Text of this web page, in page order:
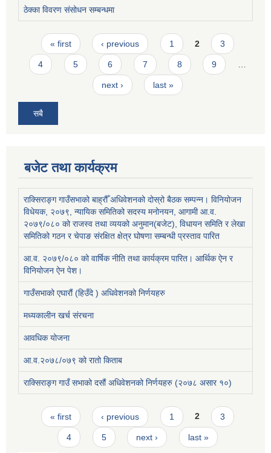
ठेक्का विवरण संसोधन सम्बन्धमा
Pages
« first ‹ previous 1 2 3
4 5 6 7 8 9
next › last »
सबै
बजेट तथा कार्यक्रम
राक्सिराङ्ग गाउँसभाको बाह्रौँ अधिवेशनको दोस्रो बैठक सम्पन्न। विनियोजन
विधेयक, २०७९, न्यायिक समितिको सदस्य मनोनयन, आगामी आ.व.
२०७९/०८० को राजस्व तथा व्ययको अनुमान(बजेट), विधायन समिति र लेखा
समितिको गठन र चेपाङ संरक्षित क्षेत्र घोषणा सम्बन्धी प्रस्ताव पारित
आ.व. २०७९/०८० को वार्षिक नीति तथा कार्यक्रम पारित। आर्थिक ऐन र
विनियोजन ऐन पेश।
गाउँसभाको एघारौं (हिउँदे ) अधिवेशनको निर्णयहरु
मध्यकालीन खर्च संरचना
आवधिक योजना
आ.व.२०७८/०७९ को रातो किताब
राक्सिराङ्ग गाउँ सभाको दसौं अधिवेशनको निर्णयहरु (२०७८ असार १०)
Pages
« first ‹ previous 1 2 3
4 5 next › last »